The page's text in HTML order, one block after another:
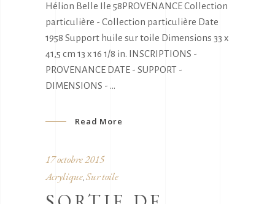
Hélion Belle Ile 58PROVENANCE Collection
particulière - Collection particulière Date
1958 Support huile sur toile Dimensions 33 x
41,5 cm 13 x 16 1/8 in. INSCRIPTIONS -
PROVENANCE DATE - SUPPORT -
DIMENSIONS -
Read More
17 octobre 2015
Acrylique Sur toile